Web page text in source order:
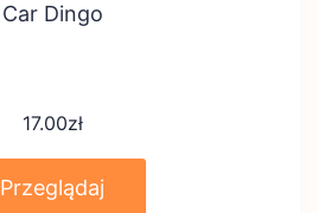
Car Dingo
17.00zł
Przeglądaj